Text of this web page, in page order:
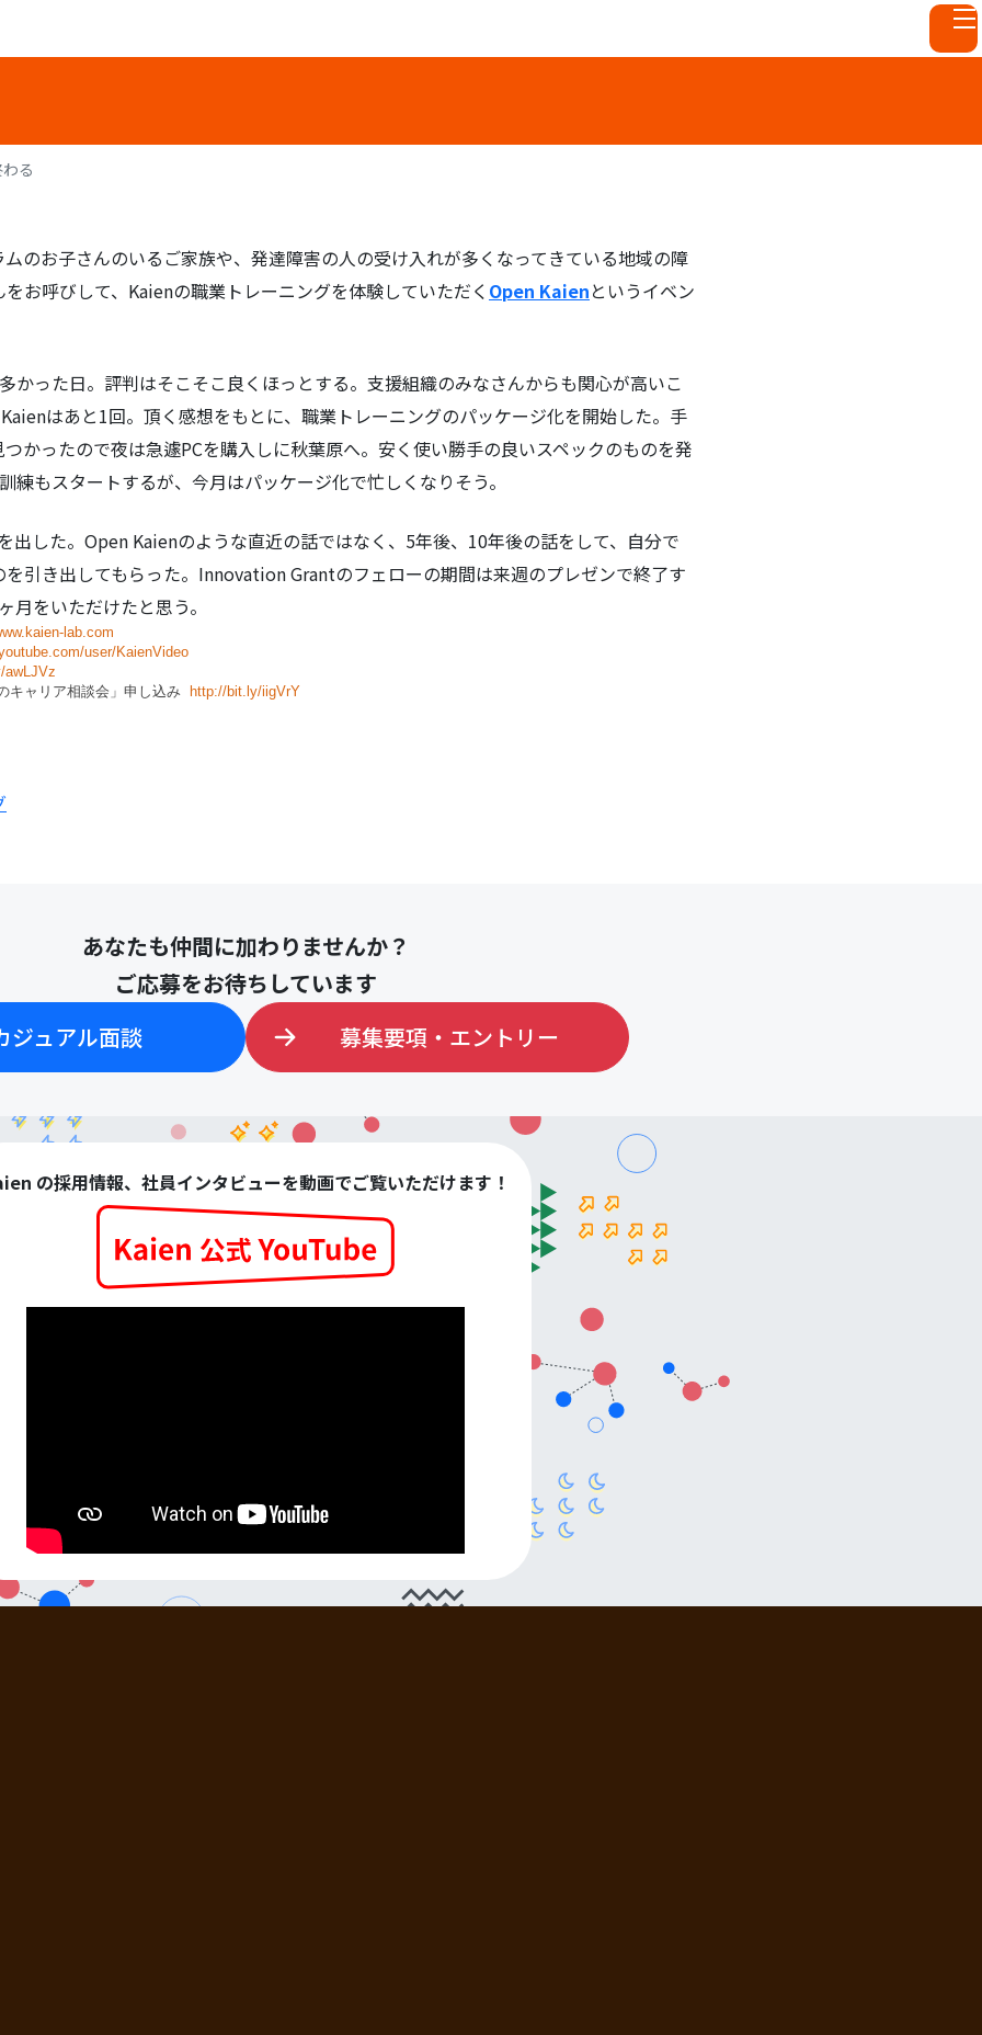
る
のお子さんのいるご家族や、発達障害の人の受け入れが多くなってきている地域の障
お呼びして、Kaienの職業トレーニングを体験していただく Open Kaienというイベン
かった日。評判はそこそこ良くほっとする。支援組織のみなさんからも関心が高いこ
はあと1回。頂く感想をもとに、職業トレーニングのパッケージ化を開始した。手
かったので夜は急遽PCを購入しに秋葉原へ。安く使い勝手の良いスペックのものを発
練もスタートするが、今月はパッケージ化で忙しくなりそう。
出した。Open Kaienのような直近の話ではなく、5年後、10年後の話をして、自分で
引き出してもらった。Innovation Grantのフェローの期間は来週のプレゼンで終了す
月をいただけたと思う。
lab.com
user/KaienVideo
awLJVz
キャリア相談会」申し込み
http://bit.ly/iigVrY
あなたも仲間に加わりませんか？
ご応募をお待ちしています
ジュアル面談
募集要項・エントリー
の採用情報、社員インタビューを動画でご覧いただけます！